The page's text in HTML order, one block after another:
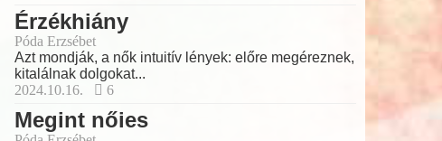
Érzékhiány
Póda Erzsébet
Azt mondják, a nők intuitív lények: előre megéreznek,
kitalálnak dolgokat...
2024.10.16.
6
Megint nőies